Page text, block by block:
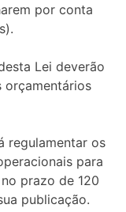
por conta
Lei deverão
orçamentários
regulamentar os
para
prazo de 120
publicação.